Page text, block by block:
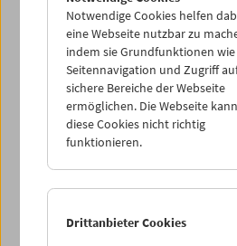
einzige Regiearbeit) bis ins erste
Jahrtausends (mit den Erstlingen
Tedeschi, Miranda July, Marianne
Bonnaire und Mia Hansen-Løve).
Jahrzehnte des Aufbruchs und
Reitz, Bob Rafelson, John Cook,
Erkundung neuer filmischer
Claire Denis) und die
1990er Jahre diesseits (Milčo
Ofteringer, Sandrine Veysset,
jenseits des Atlantiks (Todd
Kevin Smith). (Andrea Pollach)
Notwendige Cookies helfen
eine Webseite nutzbar zu
indem sie Grundfunktionen wie
Seitennavigation und Zugriff
sichere Bereiche der Webseite
ermöglichen. Die Webseite
diese Cookies nicht richtig
funktionieren.
Drittanbieter Cookies